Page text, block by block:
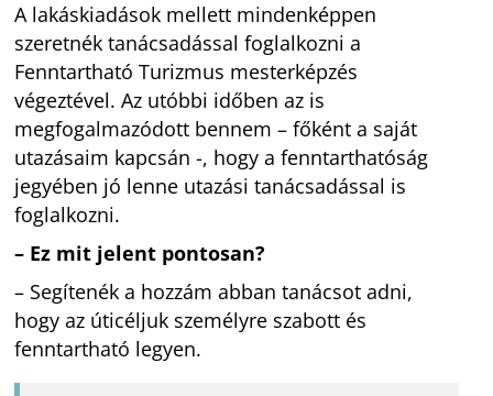
A lakáskiadások mellett mindenképpen
szeretnék tanácsadással foglalkozni a
Fenntartható Turizmus mesterképzés
végeztével. Az utóbbi időben az is
megfogalmazódott bennem – főként a saját
utazásaim kapcsán -, hogy a fenntarthatóság
jegyében jó lenne utazási tanácsadással is
foglalkozni.
– Ez mit jelent pontosan?
– Segítenék a hozzám abban tanácsot adni,
hogy az úticéljuk személyre szabott és
fenntartható legyen.